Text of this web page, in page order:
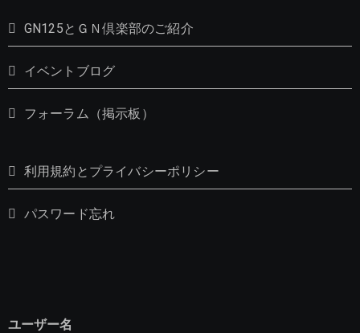
GN125とＧＮ倶楽部のご紹介
イベントブログ
フォーラム（掲示板）
利用規約とプライバシーポリシー
パスワード忘れ
ユーザー名